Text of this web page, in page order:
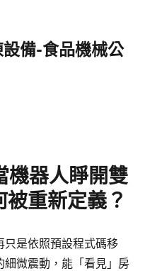
備-食品機械公
機器人睜開雙
被重新定義？
只是依照預設程式碼移
微震動，能「看見」房